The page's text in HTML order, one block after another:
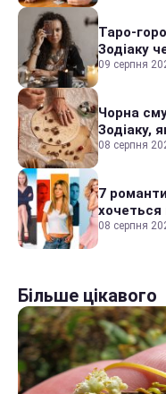
Таро-
Зодіаку
09 серпня
Чорна
Зодіаку,
08 серпня
7
хочеться
08 серпня
Більше цікавого